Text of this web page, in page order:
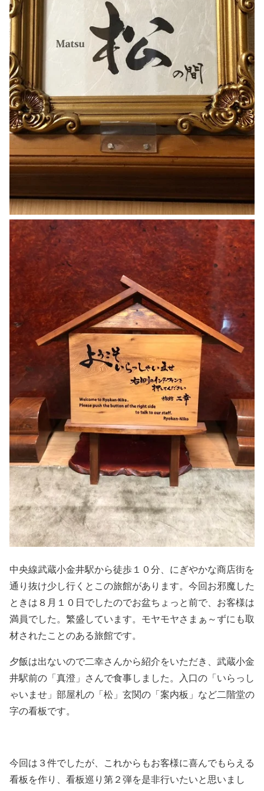
中央線武蔵小金井駅から徒歩１０分、にぎやかな商店街を
通り抜け少し行くとこの旅館があります。今回お邪魔した
ときは８月１０日でしたのでお盆ちょっと前で、お客様は
満員でした。繁盛しています。モヤモヤさまぁ～ずにも取
材されたことのある旅館です。
夕飯は出ないので二幸さんから紹介をいただき、武蔵小金
井駅前の「真澄」さんで食事しました。入口の「いらっし
ゃいませ」部屋札の「松」玄関の「案内板」など二階堂の
字の看板です。
今回は３件でしたが、これからもお客様に喜んでもらえる
看板を作り、看板巡り第２弾を是非行いたいと思いまし